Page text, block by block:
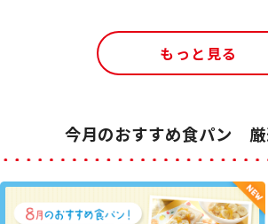
もっと見る
今月のおすすめ食パン 厳